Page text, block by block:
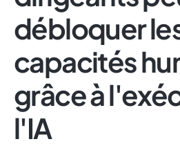
débloquer
capacités
grâce à
l'IA